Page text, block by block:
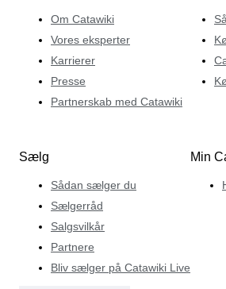
Om Catawiki
Vores eksperter
Karrierer
Presse
Partnerskab med Catawiki
Sælg
Sådan sælger du
Sælgerråd
Salgsvilkår
Partnere
Bliv sælger på Catawiki Live
Min